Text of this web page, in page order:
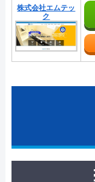
株式会社エムテッ
ク